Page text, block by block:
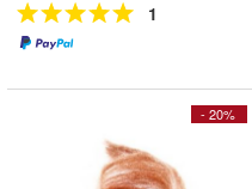
1
- 20%